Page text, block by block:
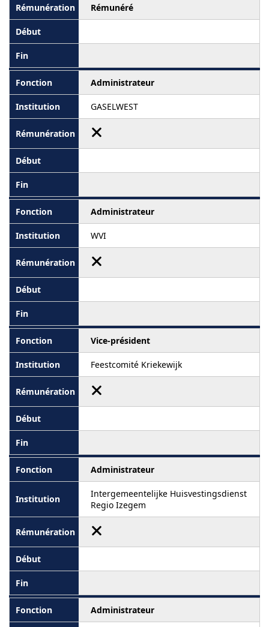
Rémunéré
Administrateur
GASELWEST
Administrateur
WVI
Vice-président
Feestcomité Kriekewijk
Administrateur
Intergemeentelijke Huisvestingsdienst
Regio Izegem
Administrateur